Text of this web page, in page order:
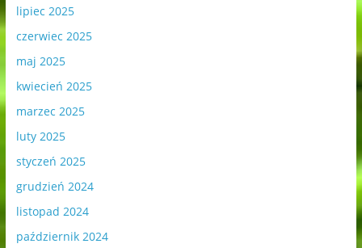
lipiec 2025
czerwiec 2025
maj 2025
kwiecień 2025
marzec 2025
luty 2025
styczeń 2025
grudzień 2024
listopad 2024
październik 2024